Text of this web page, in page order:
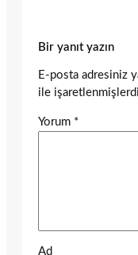
Bir yanıt yazın
E-posta adresiniz
ile
Yorum *
Ad